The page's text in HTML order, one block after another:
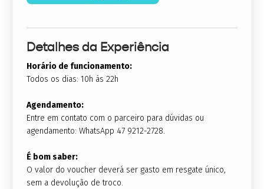
Detalhes da Experiência
Horário de funcionamento:
Todos os dias: 10h às 22h
Agendamento:
Entre em contato com o parceiro para dúvidas ou
agendamento: WhatsApp 47 9212-2728.
É bom saber:
O valor do voucher deverá ser gasto em resgate único,
sem a devolução de troco.